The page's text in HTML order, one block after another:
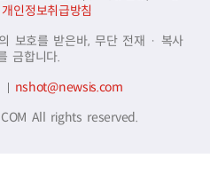
개인정보취급방침
보호를 받은바, 무단 전재 · 복사
금합니다.
nshot@newsis.com
All rights reserved.